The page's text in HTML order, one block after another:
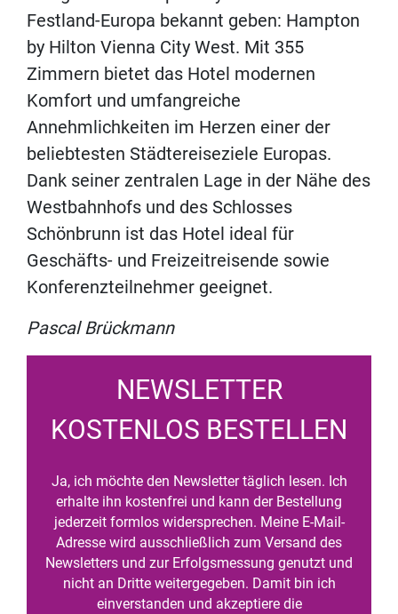
Festland-Europa bekannt geben: Hampton
by Hilton Vienna City West. Mit 355
Zimmern bietet das Hotel modernen
Komfort und umfangreiche
Annehmlichkeiten im Herzen einer der
beliebtesten Städtereiseziele Europas.
Dank seiner zentralen Lage in der Nähe des
Westbahnhofs und des Schlosses
Schönbrunn ist das Hotel ideal für
Geschäfts- und Freizeitreisende sowie
Konferenzteilnehmer geeignet.
Pascal Brückmann
NEWSLETTER
KOSTENLOS BESTELLEN
Ja, ich möchte den Newsletter täglich lesen. Ich
erhalte ihn kostenfrei und kann der Bestellung
jederzeit formlos widersprechen. Meine E-Mail-
Adresse wird ausschließlich zum Versand des
Newsletters und zur Erfolgsmessung genutzt und
nicht an Dritte weitergegeben. Damit bin ich
einverstanden und akzeptiere die